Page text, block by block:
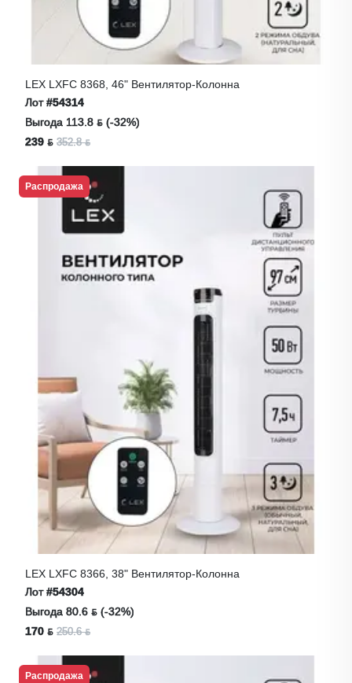
LEX LXFC 8368, 46" Вентилятор-Колонна
Лот#54314
Выгода 113.8 ƃ (-32%)
239 ƃ 352.8 ƃ
Распродажа
LEX LXFC 8366, 38" Вентилятор-Колонна
Лот#54304
Выгода 80.6 ƃ (-32%)
170 ƃ 250.6 ƃ
Распродажа